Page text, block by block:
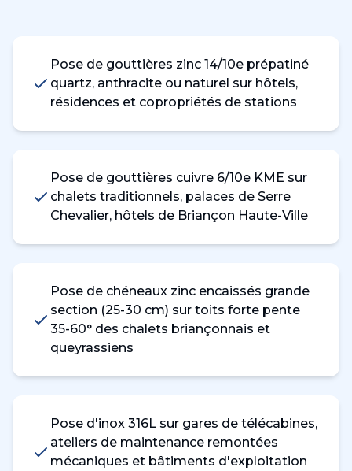
Pose de gouttières zinc 14/10e prépatiné
quartz, anthracite ou naturel sur hôtels,
résidences et copropriétés de stations
Pose de gouttières cuivre 6/10e KME sur
chalets traditionnels, palaces de Serre
Chevalier, hôtels de Briançon Haute-Ville
Pose de chéneaux zinc encaissés grande
section (25-30 cm) sur toits forte pente
35-60° des chalets briançonnais et
queyrassiens
Pose d'inox 316L sur gares de télécabines,
ateliers de maintenance remontées
mécaniques et bâtiments d'exploitation